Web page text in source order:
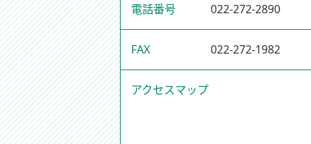
電話番号 022-272-2890
FAX 022-272-1982
アクセスマップ